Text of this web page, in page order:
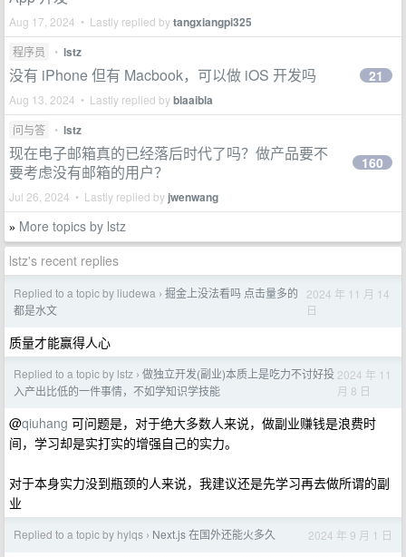
Aug 17, 2024 • Lastly replied bytangxiangpi325
程序员 • lstz
没有 iPhone 但有 Macbook，可以做 iOS 开发吗
Aug 13, 2024 • Lastly replied byblaaibla
21
问与答 • lstz
现在电子邮箱真的已经落后时代了吗？做产品要不
要考虑没有邮箱的用户？
Jul 26, 2024 • Lastly replied by jwenwang
160
» More topics by lstz
lstz's recent replies
Replied to a topic by liudewa › 掘金上没法看吗 点击量多的
都是水文
2024 年 11 月 14
日
质量才能赢得人心
Replied to a topic by lstz › 做独立开发(副业)本质上是吃力不讨好投
入产出比低的一件事情，不如学知识学技能
2024 年 11
月 8 日
@qiuhang 可问题是，对于绝大多数人来说，做副业赚钱是浪费时
间，学习却是实打实的增强自己的实力。
对于本身实力没到瓶颈的人来说，我建议还是先学习再去做所谓的副
业
Replied to a topic by hylqs › Next.js 在国外还能火多久 2024 年 9 月 1 日